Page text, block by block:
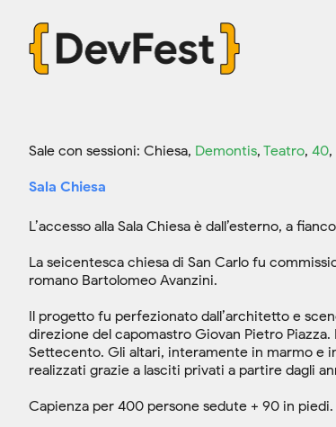
Sale con sessioni: Chiesa, Demontis, Teatro, 40,
Sala Chiesa
L’accesso alla Sala Chiesa è dall’esterno, a
La seicentesca chiesa di San Carlo fu
romano Bartolomeo Avanzini.
Il progetto fu perfezionato dall’architetto e
direzione del capomastro Giovan Pietro
Settecento. Gli altari, interamente in marmo e
realizzati grazie a lasciti privati a partire dagli
Capienza per 400 persone sedute + 90 in piedi.